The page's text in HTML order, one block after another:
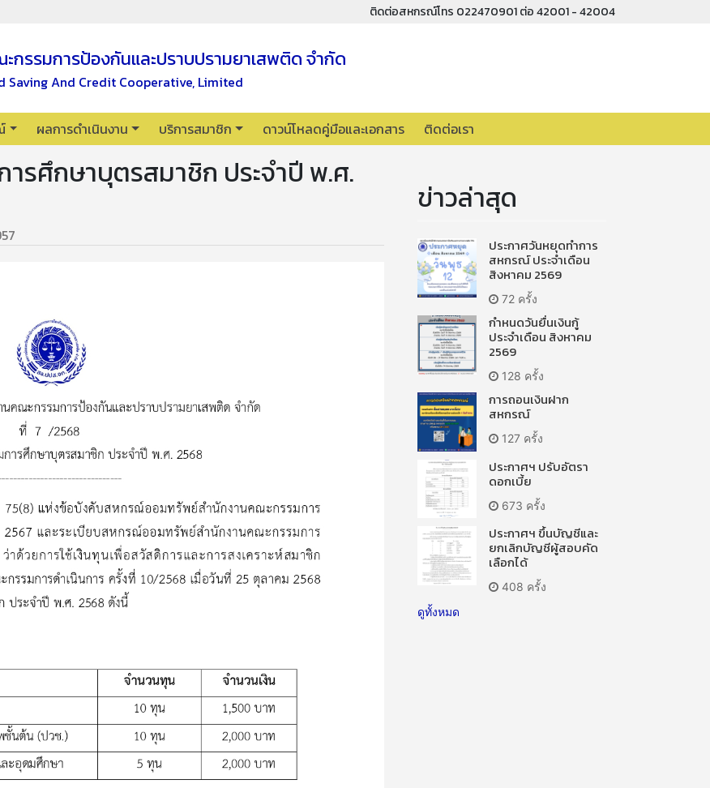
ติดต่อสหกรณ์โทร 022470901 ต่อ 42001 - 42004
รรมการป้องกันและปราบปรามยาเสพติด จำกัด
And Credit Cooperative, Limited
ผลการดำเนินงาน บริการสมาชิก ดาวน์โหลดคู่มือและเอกสาร ติดต่อเรา
ารศึกษาบุตรสมาชิก ประจำปี พ.ศ.
ข่าวล่าสุด
ประกาศวันหยุดทำการ
สหกรณ์ ประจำเดือน
สิงหาคม 2569
72 ครั้ง
กำหนดวันยื่นเงินกู้
ประจำเดือน สิงหาคม
2569
128 ครั้ง
การถอนเงินฝาก
สหกรณ์
127 ครั้ง
ประกาศฯ ปรับอัตรา
ดอกเบี้ย
673 ครั้ง
ประกาศฯ ขึ้นบัญชีและ
ยกเลิกบัญชีผู้สอบคัด
เลือกได้
408 ครั้ง
ดูทั้งหมด